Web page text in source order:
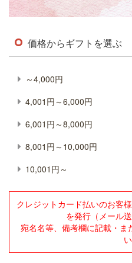
価格からギフトを選ぶ
～4,000円
4,001円～6,000円
6,001円～8,000円
8,001円～10,000円
10,001円～
クレジットカード払いのお客
を発行（メール
宛名名等、備考欄に記載・ま
い